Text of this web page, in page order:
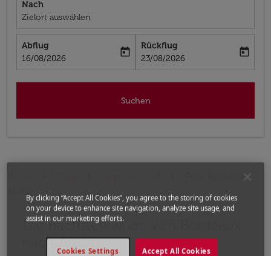
Nach
Zielort auswählen
Abflug
fc-booking-departure-date-aria-label
16/08/2026
today
Rückflug
fc-booking-return-date-aria-label
23/08/2026
today
Suchen
Flüge Bordeaux -
Die nächsten Flüge von Bordeaux
nach Austin
Bitte ändern Sie Ihre gewünschte Route (Abflugort
By clicking “Accept All Cookies”, you agree to the storing of cookies
on your device to enhance site navigation, analyze site usage, and
assist in our marketing efforts.
Accept All Cookies
Cookies Settings